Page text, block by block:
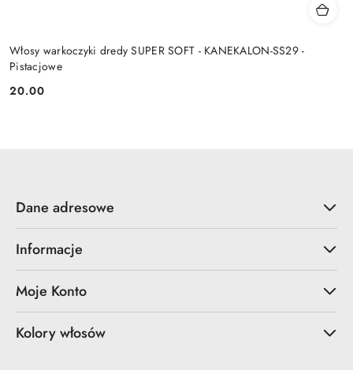
Włosy warkoczyki dredy SUPER SOFT - KANEKALON-SS29 -
Pistacjowe
Cena:
20.00
Dane adresowe
Informacje
Moje Konto
Kolory włosów